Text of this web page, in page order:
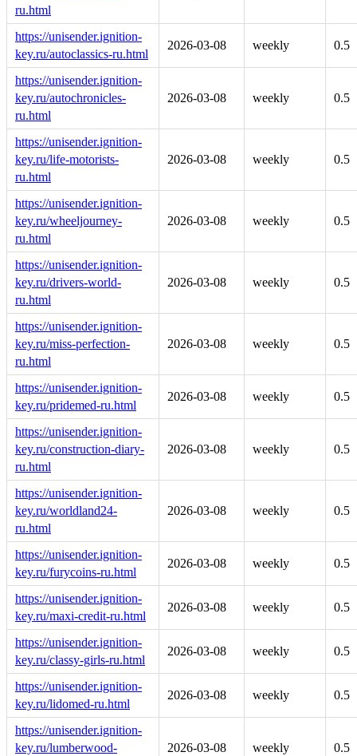
ru.html
https://unisender.ignition-
key.ru/autoclassics-ru.html
2026-03-08 weekly 0.5
https://unisender.ignition-
key.ru/autochronicles-
ru.html
2026-03-08 weekly 0.5
https://unisender.ignition-
key.ru/life-motorists-
ru.html
2026-03-08 weekly 0.5
https://unisender.ignition-
key.ru/wheeljourney-
ru.html
2026-03-08 weekly 0.5
https://unisender.ignition-
key.ru/drivers-world-
ru.html
2026-03-08 weekly 0.5
https://unisender.ignition-
key.ru/miss-perfection-
ru.html
2026-03-08 weekly 0.5
https://unisender.ignition-
key.ru/pridemed-ru.html
2026-03-08 weekly 0.5
https://unisender.ignition-
key.ru/construction-diary-
ru.html
2026-03-08 weekly 0.5
https://unisender.ignition-
key.ru/worldland24-
ru.html
2026-03-08 weekly 0.5
https://unisender.ignition-
key.ru/furycoins-ru.html
2026-03-08 weekly 0.5
https://unisender.ignition-
key.ru/maxi-credit-ru.html
2026-03-08 weekly 0.5
https://unisender.ignition-
key.ru/classy-girls-ru.html
2026-03-08 weekly 0.5
https://unisender.ignition-
key.ru/lidomed-ru.html
2026-03-08 weekly 0.5
https://unisender.ignition-
key.ru/lumberwood-
2026-03-08 weekly 0.5